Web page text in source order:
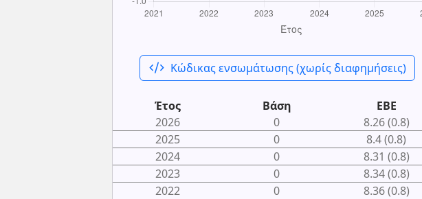
code_xml Κώδικας ενσωμάτωσης (χωρίς διαφημήσεις)
Έτος Βάση
ΕΒΕ
2026
0
8.26 (0.8)
2025
0
8.4 (0.8)
2024
0
8.31 (0.8)
2023
0
8.34 (0.8)
2022
0
8.36 (0.8)